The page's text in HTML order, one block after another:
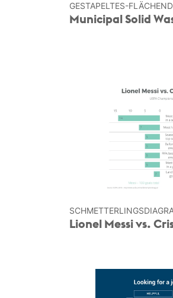
GESTAPELTES-
Municipal Solid
Lionel Messi vs.